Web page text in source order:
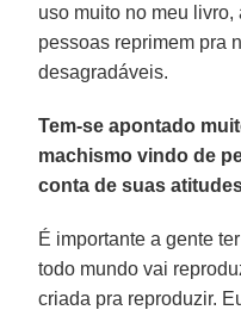
uso muito no meu
pessoas reprimem pra
desagradáveis.
Tem-se apontado
machismo vindo de
conta de suas
É importante a gente
todo mundo vai
criada pra reproduzir.